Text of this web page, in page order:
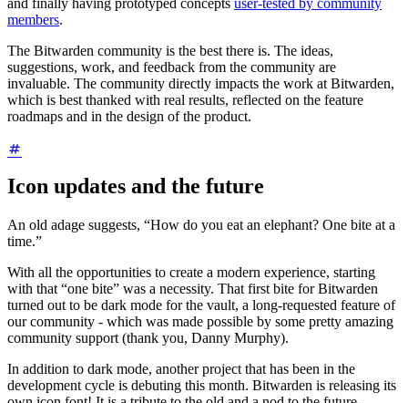
and finally having prototyped concepts user-tested by community
members.
The Bitwarden community is the best there is. The ideas,
suggestions, work, and feedback from the community are
invaluable. The community directly impacts the work at Bitwarden,
which is best thanked with real results, reflected on the feature
roadmaps and in the design of the product.
Icon updates and the future
An old adage suggests, “How do you eat an elephant? One bite at a
time.”
With all the opportunities to create a modern experience, starting
with that “one bite” was a necessity. That first bite for Bitwarden
turned out to be dark mode for the vault, a long-requested feature of
our community - which was made possible by some pretty amazing
community support (thank you, Danny Murphy).
In addition to dark mode, another project that has been in the
development cycle is debuting this month. Bitwarden is releasing its